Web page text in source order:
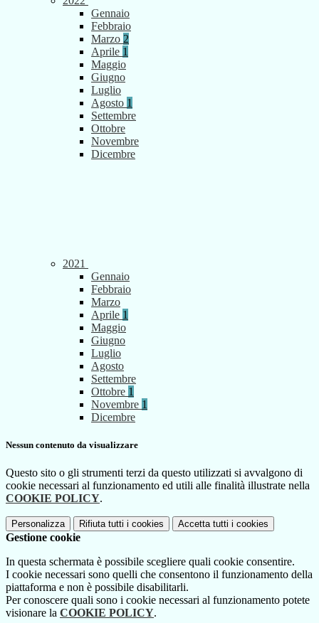
Gennaio
Febbraio
Marzo 2
Aprile 1
Maggio
Giugno
Luglio
Agosto 1
Settembre
Ottobre
Novembre
Dicembre
2021
Gennaio
Febbraio
Marzo
Aprile 1
Maggio
Giugno
Luglio
Agosto
Settembre
Ottobre 1
Novembre 1
Dicembre
Nessun contenuto da visualizzare
Questo sito o gli strumenti terzi da questo utilizzati si avvalgono di
cookie necessari al funzionamento ed utili alle finalità illustrate nella
COOKIE POLICY.
Personalizza Rifiuta tutti i cookies Accetta tutti i cookies
Gestione cookie
In questa schermata è possibile scegliere quali cookie consentire.
I cookie necessari sono quelli che consentono il funzionamento della
piattaforma e non è possibile disabilitarli.
Per conoscere quali sono i cookie necessari al funzionamento potete
visionare la COOKIE POLICY.